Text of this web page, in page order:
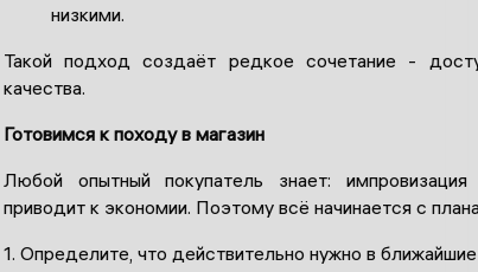
низкими.
Такой подход создаёт редкое сочетание -
качества.
Готовимся к походу в магазин
Любой опытный покупатель знает:
приводит к экономии. Поэтому всё начинается с
1. Определите, что действительно нужно в